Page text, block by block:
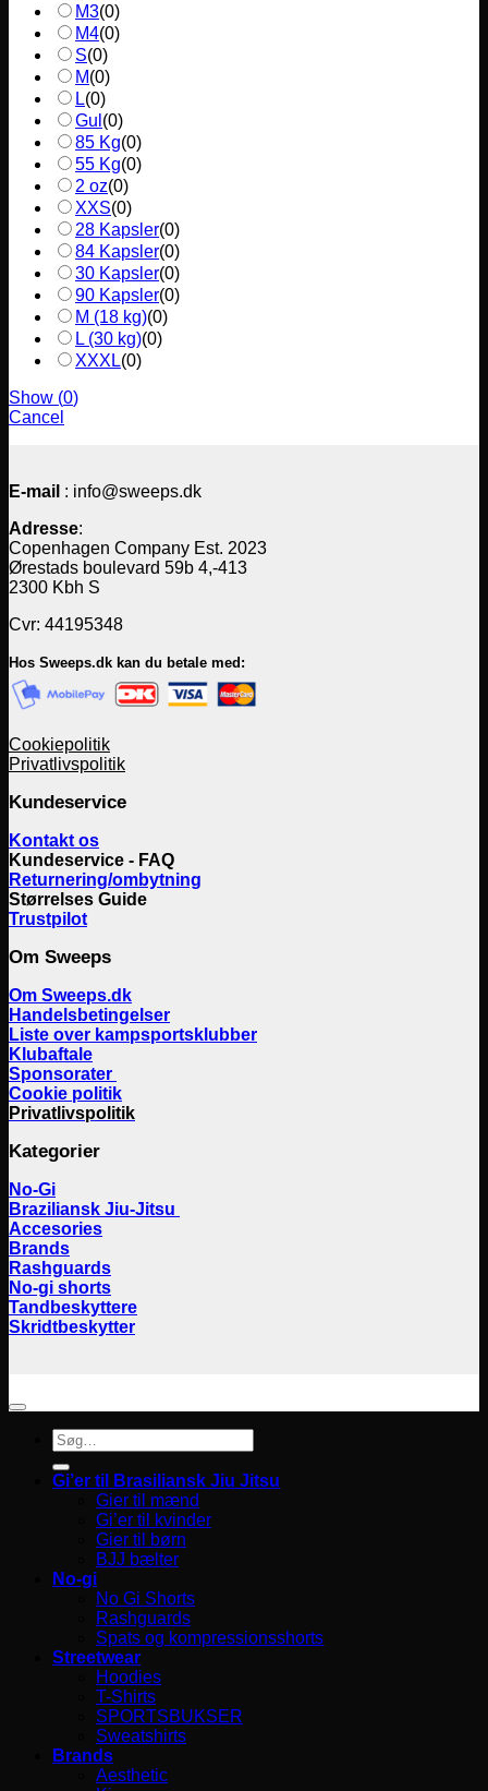
M3(0)
M4(0)
S(0)
M(0)
L(0)
Gul (0)
85 Kg(0)
55 Kg(0)
2 oz(0)
XXS(0)
28 Kapsler(0)
84 Kapsler(0)
30 Kapsler(0)
90 Kapsler(0)
M (18 kg)(0)
L (30 kg)(0)
XXXL(0)
Show (0)
Cancel
E-mail : info@sweeps.dk
Adresse:
Copenhagen Company Est. 2023
Ørestads boulevard 59b 4,-413
2300 Kbh S
Cvr: 44195348
Hos Sweeps.dk kan du betale med:
Cookiepolitik
Privatlivspolitik
Kundeservice
Kontakt os
Kundeservice - FAQ
Returnering/ombytning
Størrelses Guide
Trustpilot
Om Sweeps
Om Sweeps.dk
Handelsbetingelser
Liste over kampsportsklubber
Klubaftale
Sponsorater
Cookie politik
Privatlivspolitik
Kategorier
No-Gi
Braziliansk Jiu-Jitsu
Accesories
Brands
Rashguards
No-gi shorts
Tandbeskyttere
Skridtbeskytter
Søg
efter:
Gi’er til Brasiliansk Jiu Jitsu
Gier til mænd
Gi’er til kvinder
Gier til børn
BJJ bælter
No-gi
No Gi Shorts
Rashguards
Spats og kompressionsshorts
Streetwear
Hoodies
T-Shirts
SPORTSBUKSER
Sweatshirts
Brands
Aesthetic